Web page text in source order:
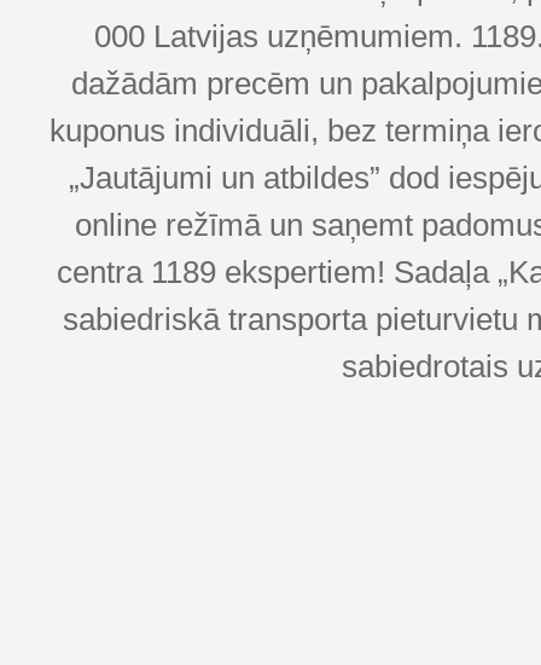
000 Latvijas uzņēmumiem.
dažādām precēm un
kuponus individuāli, bez termiņa
„Jautājumi un atbildes” dod
online režīmā un saņemt
centra 1189 ekspertiem! Sadaļa
sabiedriskā transporta pieturvietu
sabiedrotais